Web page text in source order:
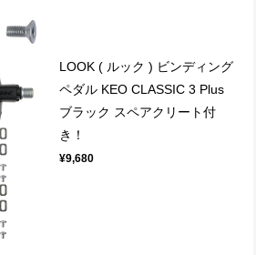
LOOK ( ルック ) ビンディング
ペダル KEO CLASSIC 3 Plus
ブラック スペアクリート付
き！
¥9,680